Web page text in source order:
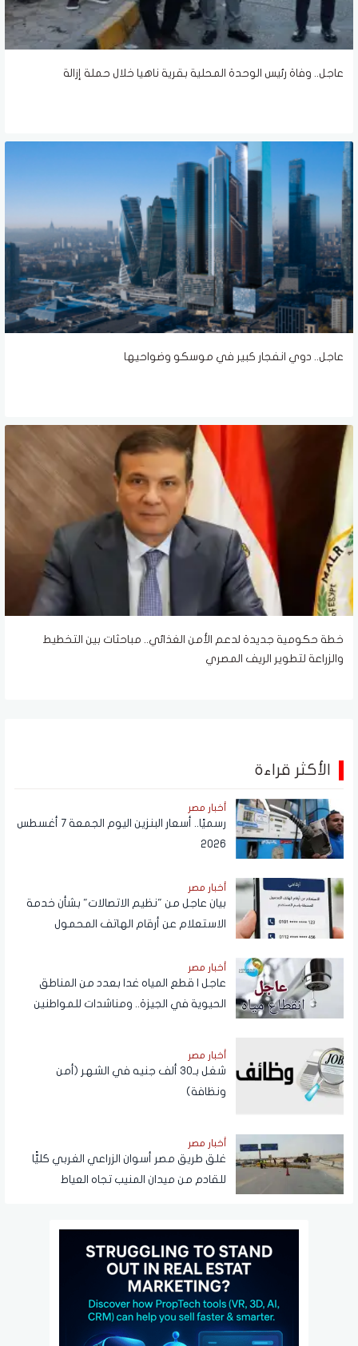
عاجل.. وفاة رئيس الوحدة المحلية بقرية ناهيا خلال حملة إزالة
عاجل.. دوي انفجار كبير في موسكو وضواحيها
خطة حكومية جديدة لدعم الأمن الغذائي.. مباحثات بين التخطيط
والزراعة لتطوير الريف المصري
الأكثر قراءة
أخبار مصر
رسميًا.. أسعار البنزين اليوم الجمعة 7 أغسطس
2026
أخبار مصر
بيان عاجل من "نظيم الاتصالات" بشأن خدمة
الاستعلام عن أرقام الهاتف المحمول
NTRA
أخبار مصر
عاجل | قطع المياه غدا بعدد من المناطق
الحيوية في الجيزة.. ومناشدات للمواطنين
أخبار مصر
شغل بـ30 ألف جنيه في الشهر (أمن
ونظافة)
أخبار مصر
غلق طريق مصر أسوان الزراعي الغربي كليًّا
للقادم من ميدان المنيب تجاه العياط